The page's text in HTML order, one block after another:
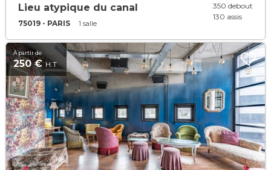
Lieu atypique du canal
75019 - PARIS 1 salle
350 debout
130 assis
À partir de
250 € H.T